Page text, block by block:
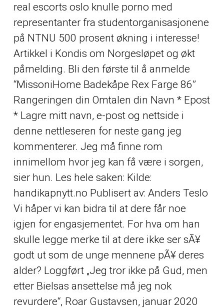
real escorts oslo knulle porno med
representanter fra studentorganisasjonene
på NTNU 500 prosent økning i interesse!
Artikkel i Kondis om Norgesløpet og økt
påmelding. Bli den første til å anmelde
“MissoniHome Badekåpe Rex Farge 86”
Rangeringen din Omtalen din Navn * Epost
* Lagre mitt navn, e-post og nettside i
denne nettleseren for neste gang jeg
kommenterer. Jeg må finne rom
innimellom hvor jeg kan få være i sorgen,
sier hun. Les hele saken: Kilde:
handikapnytt.no Publisert av: Anders Teslo
Vi håper vi kan bidra til at dere får noe
igjen for engasjementet. For hva om han
skulle legge merke til at dere ikke ser sÃ¥
godt ut som de unge mennene pÃ¥ deres
alder? Loggført „Jeg tror ikke på Gud, men
etter Bielsas ansettelse må jeg nok
revurdere“, Roar Gustavsen, januar 2020